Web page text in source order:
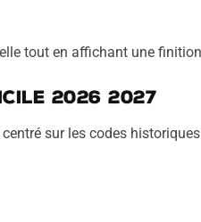
tout en affichant une
2026 2027
sur les codes